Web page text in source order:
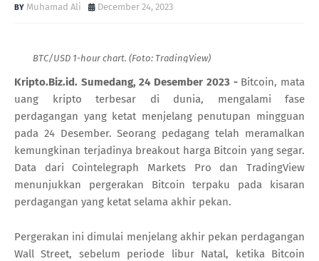
Muhamad Ali December 24, 2023
BTC/USD 1-hour chart. (Foto: TradingView)
Kripto.Biz.id. Sumedang, 24 Desember 2023 - Bitcoin, mata
uang kripto terbesar di dunia, mengalami fase
perdagangan yang ketat menjelang penutupan mingguan
pada 24 Desember. Seorang pedagang telah meramalkan
kemungkinan terjadinya breakout harga Bitcoin yang segar.
Data dari Cointelegraph Markets Pro dan TradingView
menunjukkan pergerakan Bitcoin terpaku pada kisaran
perdagangan yang ketat selama akhir pekan.
Pergerakan ini dimulai menjelang akhir pekan perdagangan
Wall Street, sebelum periode libur Natal, ketika Bitcoin